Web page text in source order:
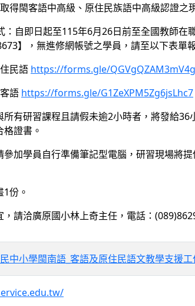
得閩客語中高級、原住民族語中高級認證之
：自即日起至115年6月26日前至全國教師在
】，無進修網帳號之學員，請至以下表單
民語 https://forms.gle/
語 https://forms.gle/G1ZeXPM5Zg6jsLhc7
所有研習課程且請假未逾2小時者，將發給
證書。
參加學員自行準備筆記型電腦，研習現場將
份。
，請洽廣原國小林上奇主任，電話：
中小學閩南語_客語及原住民語文教學支援